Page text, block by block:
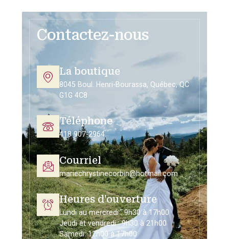
Contactez-nous
La boutique
8045 Boul. Henri-Bourassa, Québec, QC
G1G 4C8
Téléphone
418 907-2964
Courriel
mariechrystinecorbin@hotmail.com
Heures d'ouverture
Lundi au mercredi : 9h30 à 17h00
Jeudi et vendredi : 9h30 à 21h00
Samedi: 12h00 à 17h00